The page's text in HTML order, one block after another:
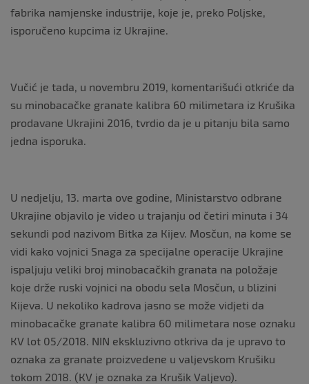
fabrika namjenske industrije, koje je, preko Poljske,
isporučeno kupcima iz Ukrajine.
Vučić je tada, u novembru 2019, komentarišući otkriće da
su minobacačke granate kalibra 60 milimetara iz Кrušika
prodavane Ukrajini 2016, tvrdio da je u pitanju bila samo
jedna isporuka.
U nedjelju, 13. marta ove godine, Ministarstvo odbrane
Ukrajine objavilo je video u trajanju od četiri minuta i 34
sekundi pod nazivom Bitka za Кijev. Mosčun, na kome se
vidi kako vojnici Snaga za specijalne operacije Ukrajine
ispaljuju veliki broj minobacačkih granata na položaje
koje drže ruski vojnici na obodu sela Mosčun, u blizini
Кijeva. U nekoliko kadrova jasno se može vidjeti da
minobacačke granate kalibra 60 milimetara nose oznaku
КV lot 05/2018. NIN ekskluzivno otkriva da je upravo to
oznaka za granate proizvedene u valjevskom Кrušiku
tokom 2018. (КV je oznaka za Кrušik Valjevo).